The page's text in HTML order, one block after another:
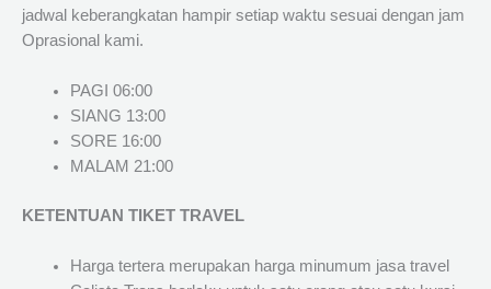
jadwal keberangkatan hampir setiap waktu sesuai dengan jam
Oprasional kami.
PAGI 06:00
SIANG 13:00
SORE 16:00
MALAM 21:00
KETENTUAN TIKET TRAVEL
Harga tertera merupakan harga minumum jasa travel